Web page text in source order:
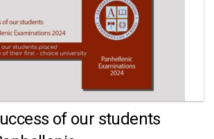
of our students